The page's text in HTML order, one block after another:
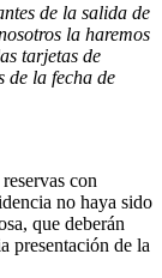
de la salida de
la haremos
tarjetas de
de la fecha de
con
no haya sido
que deberán
presentación de la